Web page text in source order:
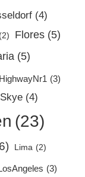
(4)
(2) Flores (5)
(5)
HighwayNr1 (3)
(4)
(23)
Lima (2)
(3)